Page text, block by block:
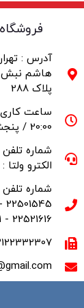
فروشگاه
آدرس :
هاشم نبش
پلاک 288
20:00 / پنجشنبه 8:00 الی 17:00
شماره
الکترو ولتا : 02122529453
شماره تلفن
22521616 - 26301801